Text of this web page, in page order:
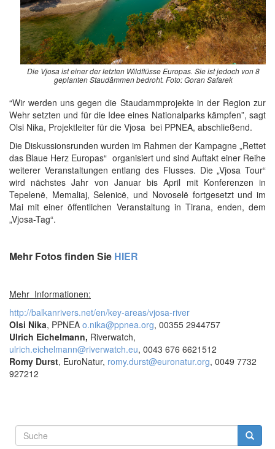
Die Vjosa ist einer der letzten Wildflüsse Europas. Sie ist jedoch von 8
geplanten Staudämmen bedroht. Foto: Goran Safarek
“Wir werden uns gegen die Staudammprojekte in der Region zur
Wehr setzten und für die Idee eines Nationalparks kämpfen”, sagt
Olsi Nika, Projektleiter für die Vjosa bei PPNEA, abschließend.
Die Diskussionsrunden wurden im Rahmen der Kampagne „Rettet
das Blaue Herz Europas“ organisiert und sind Auftakt einer Reihe
weiterer Veranstaltungen entlang des Flusses. Die „Vjosa Tour“
wird nächstes Jahr von Januar bis April mit Konferenzen in
Tepelenë, Memaliaj, Selenicë, und Novoselë fortgesetzt und im
Mai mit einer öffentlichen Veranstaltung in Tirana, enden, dem
„Vjosa-Tag“.
Mehr Fotos finden Sie HIER
Mehr Informationen:
http://balkanrivers.net/en/key-areas/vjosa-river
Olsi Nika, PPNEA o.nika@ppnea.org, 00355 2944757
Ulrich Eichelmann, Riverwatch,
ulrich.eichelmann@riverwatch.eu, 0043 676 6621512
Romy Durst, EuroNatur, romy.durst@euronatur.org, 0049 7732
927212
Suchformular